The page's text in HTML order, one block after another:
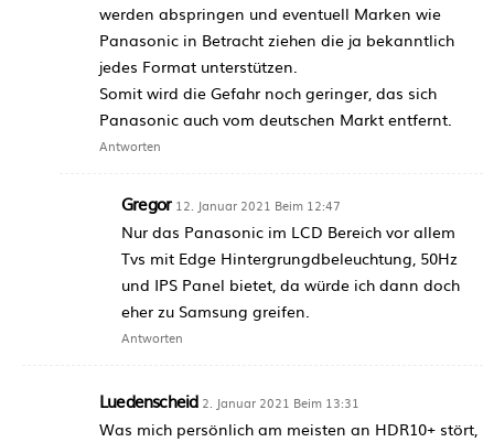
werden abspringen und eventuell Marken wie
Panasonic in Betracht ziehen die ja bekanntlich
jedes Format unterstützen.
Somit wird die Gefahr noch geringer, das sich
Panasonic auch vom deutschen Markt entfernt.
Antworten
Gregor 12. Januar 2021 Beim 12:47
Nur das Panasonic im LCD Bereich vor allem
Tvs mit Edge Hintergrungdbeleuchtung, 50Hz
und IPS Panel bietet, da würde ich dann doch
eher zu Samsung greifen.
Antworten
Luedenscheid 2. Januar 2021 Beim 13:31
Was mich persönlich am meisten an HDR10+ stört,